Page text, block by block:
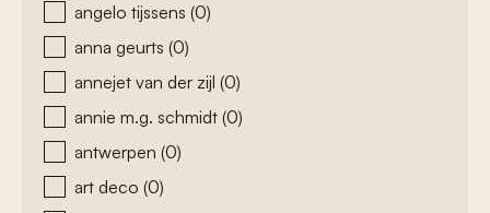
angelo tijssens (0)
anna geurts (0)
annejet van der zijl (0)
annie m.g. schmidt (0)
antwerpen (0)
art deco (0)